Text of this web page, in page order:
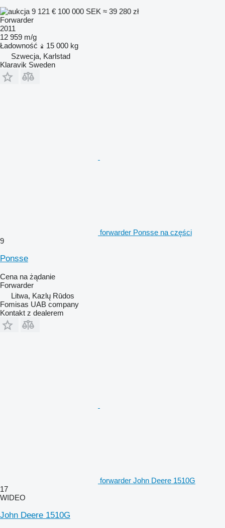
9 121 € 100 000 SEK ≈ 39 280 zł
Forwarder
2011
12 959 m/g
Ładowność
15 000 kg
Szwecja, Karlstad
Klaravik Sweden
forwarder Ponsse na części
9
Ponsse
Cena na żądanie
Forwarder
Litwa, Kazlų Rūdos
Fomisas UAB company
Kontakt z dealerem
forwarder John Deere 1510G
17
WIDEO
John Deere 1510G